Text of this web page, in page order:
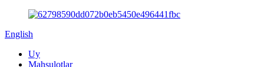
English
Uy
Mahsulotlar